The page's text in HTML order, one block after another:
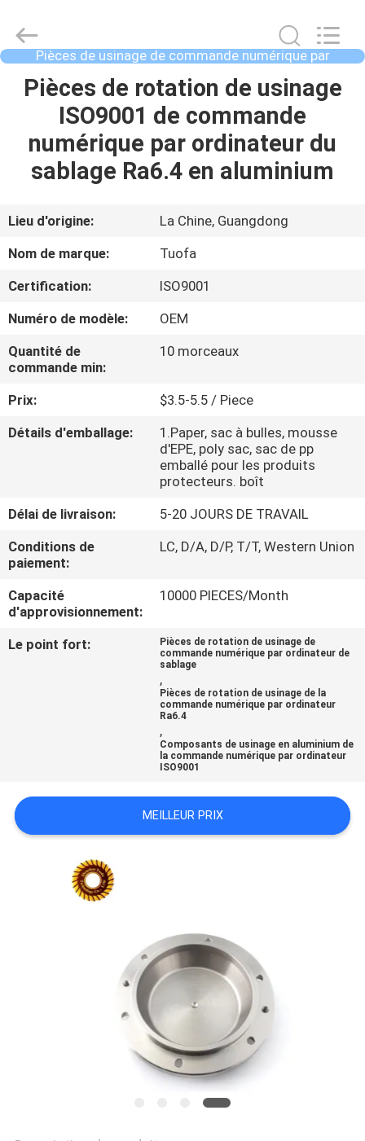
MAISON
À
PROPOS
NOUS
VISITE
DE
L'USINE
DE
LA
QUALITÉ
NOUS
CONTACTER
DEVIS
CONFIDENTIALITÉ
Shenzhen
Tuofa
Technology
Co.,
Pièces de usinage de commande numérique par
ordinateur
Pièces de rotation de usinage
ISO9001 de commande
numérique par ordinateur du
sablage Ra6.4 en aluminium
Lieu d'origine:
La Chine, Guangdong
Nom de marque:
Tuofa
Certification:
ISO9001
Numéro de modèle:
OEM
Quantité de
commande min:
10 morceaux
Prix:
$3.5-5.5 / Piece
Détails d'emballage:
1.Paper, sac à bulles, mousse
d'EPE, poly sac, sac de pp
emballé pour les produits
protecteurs. boît
Délai de livraison:
5-20 JOURS DE TRAVAIL
Conditions de
paiement:
LC, D/A, D/P, T/T, Western Union
Capacité
d'approvisionnement:
10000 PIECES/Month
Le point fort:
Pièces de rotation de usinage de
commande numérique par ordinateur de
sablage
,
Pièces de rotation de usinage de la
commande numérique par ordinateur
Ra6.4
,
Composants de usinage en aluminium de
la commande numérique par ordinateur
ISO9001
MEILLEUR PRIX